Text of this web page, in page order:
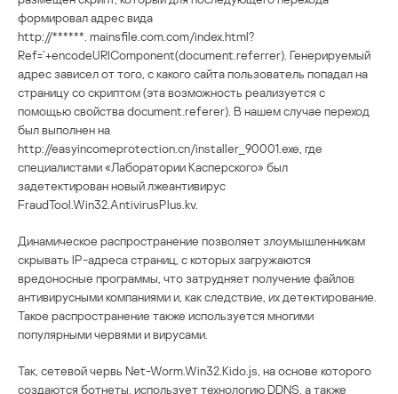
формировал адрес вида
http://******. mainsfile.com.com/index.html?
Ref=’+encodeURIComponent(document.referrer). Генерируемый
адрес зависел от того, с какого сайта пользователь попадал на
страницу со скриптом (эта возможность реализуется с
помощью свойства document.referer). В нашем случае переход
был выполнен на
http://easyincomeprotection.cn/installer_90001.exe, где
специалистами «Лаборатории Касперского» был
задетектирован новый лжеантивирус
FraudTool.Win32.AntivirusPlus.kv.
Динамическое распространение позволяет злоумышленникам
скрывать IP-адреса страниц, с которых загружаются
вредоносные программы, что затрудняет получение файлов
антивирусными компаниями и, как следствие, их детектирование.
Такое распространение также используется многими
популярными червями и вирусами.
Так, сетевой червь Net-Worm.Win32.Kido.js, на основе которого
создаются ботнеты, использует технологию DDNS, а также